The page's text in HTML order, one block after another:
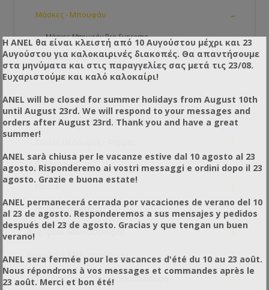
Μάσκες - Μπουφάν -
Μάσκες Μπουφάν Pro Supreme
Μάσκες Μπουφάν Pro
Μάσκες Μπουφάν Αστροναύτη ANEL
Μάσκες Μπουφάν Αστροναύτη με Αερισμούς
Μάσκες Μπουφάν Αστροναύτη Pro
Παντελόνια
Γάντια
Μετά το τσίμπημα
Αρχάριοι Μελισσοκόμοι +
Εργαλεία Μελισσοκόμου +
Εκπαιδευτικό Υλικό & Εκπαίδευση +
Η ANEL θα είναι κλειστή από 10 Αυγούστου μέχρι και 23
Αυγούστου για καλοκαιρινές διακοπές. Θα απαντήσουμε
στα μηνύματα και στις παραγγελίες σας μετά τις 23/08.
Ευχαριστούμε και καλό καλοκαίρι!
ANEL will be closed for summer holidays from August 10th
until August 23rd. We will respond to your messages and
orders after August 23rd. Thank you and have a great
summer!
ANEL sarà chiusa per le vacanze estive dal 10 agosto al 23
agosto. Risponderemo ai vostri messaggi e ordini dopo il 23
agosto. Grazie e buona estate!
ANEL permanecerá cerrada por vacaciones de verano del 10
al 23 de agosto. Responderemos a sus mensajes y pedidos
después del 23 de agosto. Gracias y que tengan un buen
verano!
ANEL sera fermée pour les vacances d'été du 10 au 23 août.
Nous répondrons à vos messages et commandes après le
23 août. Merci et bon été!